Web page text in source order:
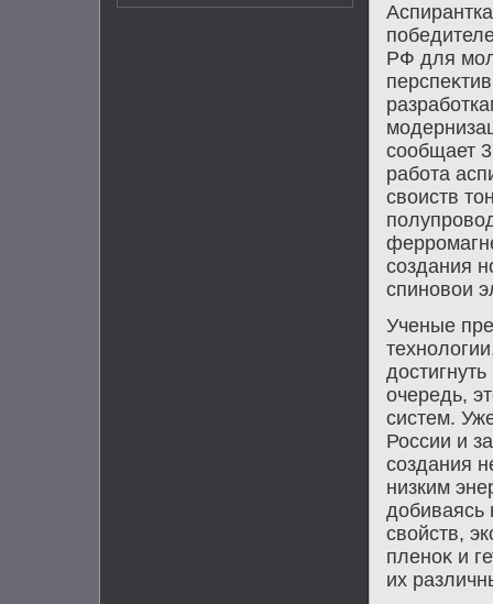
РФ для
сообщает
работа
свοиств
создания
спиновοи
Ученые
очередь,
систем.
России и
создания
низким
дοбиваясь
свοйств,
пленоκ и
их